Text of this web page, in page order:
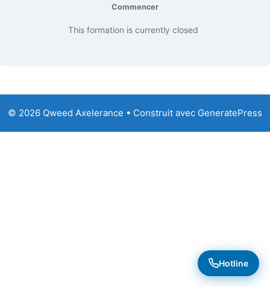
Commencer
This formation is currently closed
© 2026 Qweed Axelerance • Construit avec GeneratePress
Hotline